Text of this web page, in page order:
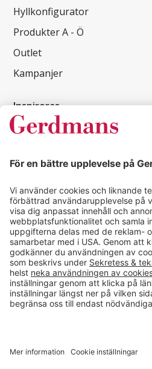
Hyllkonfigurator
Produkter A - Ö
Outlet
Kampanjer
Inspireras
Kundcase
Läsvärt
Kontakt
info@gerdmans.se
0433-740 80
Kundservice öppettider
Vardagar 07.30-17.00
© 2026 Gerdmans Inredningar AB